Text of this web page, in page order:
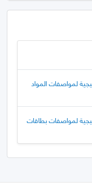
لمواصفات المواد
لمواصفات بطاقات